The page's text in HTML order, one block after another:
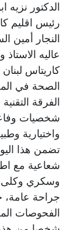
الدكتور نزيه
رئيس اقليم
النجار أمين
عاليه
كاريتاس
الصحة في
الفرقة
شخصيات
واختيارية
تضمن هذا
شعاعية مع
وسكري وكلى
جراحة عامة،